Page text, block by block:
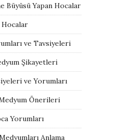
Büyüsü Yapan Hocalar
ve Tavsiyeleri
Şikayetleri
ve Yorumları
Önerileri
Yorumları
Anlama